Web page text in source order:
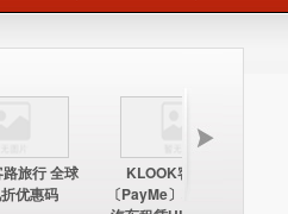
旅行 全球
优惠码
KLOOK客路旅行
〔PayMe〕环球酒店及